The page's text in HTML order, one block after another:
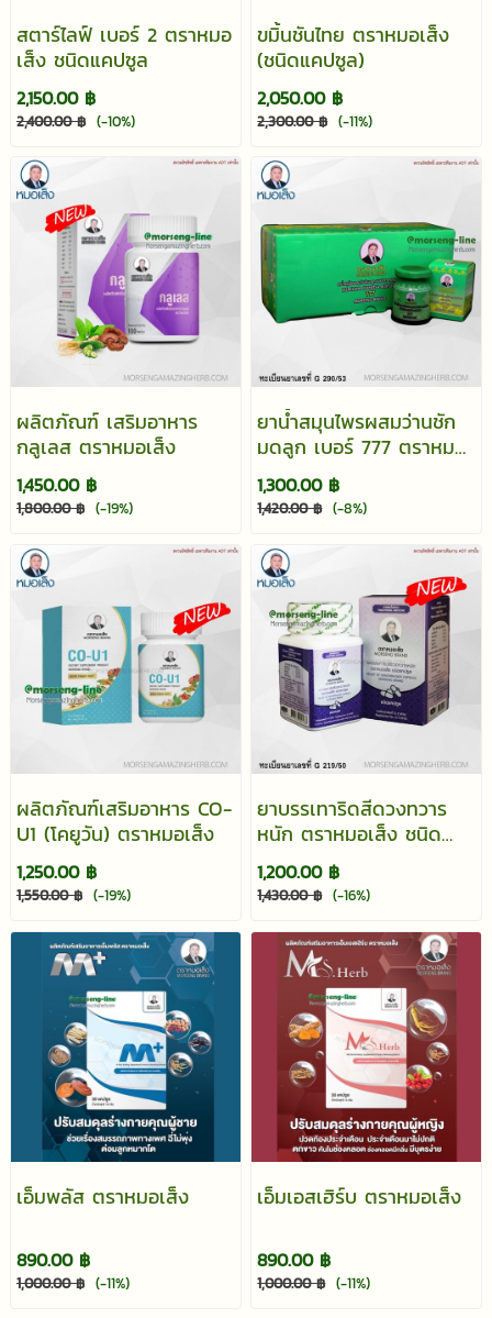
สตาร์ไลฟ์ เบอร์ 2 ตราหมอ
เส็ง ชนิดแคปซูล
2,150.00 ฿
2,400.00 ฿ (-10%)
ขมิ้นชันไทย ตราหมอเส็ง
(ชนิดแคปซูล)
2,050.00 ฿
2,300.00 ฿ (-11%)
ผลิตภัณฑ์ เสริมอาหาร
กลูเลส ตราหมอเส็ง
1,450.00 ฿
1,800.00 ฿ (-19%)
ยาน้ำสมุนไพรผสมว่านชัก
มดลูก เบอร์ 777 ตราหมอ
เส็ง
1,300.00 ฿
1,420.00 ฿ (-8%)
ผลิตภัณฑ์เสริมอาหาร CO-
U1 (โคยูวัน) ตราหมอเส็ง
1,250.00 ฿
1,550.00 ฿ (-19%)
ยาบรรเทาริดสีดวงทวาร
หนัก ตราหมอเส็ง ชนิด
แคปซูล
1,200.00 ฿
1,430.00 ฿ (-16%)
เอ็มพลัส ตราหมอเส็ง
890.00 ฿
1,000.00 ฿ (-11%)
เอ็มเอสเฮิร์บ ตราหมอเส็ง
890.00 ฿
1,000.00 ฿ (-11%)